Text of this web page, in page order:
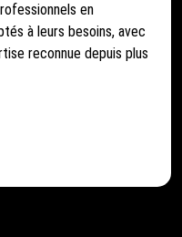
en
à leurs besoins, avec
reconnue depuis plus